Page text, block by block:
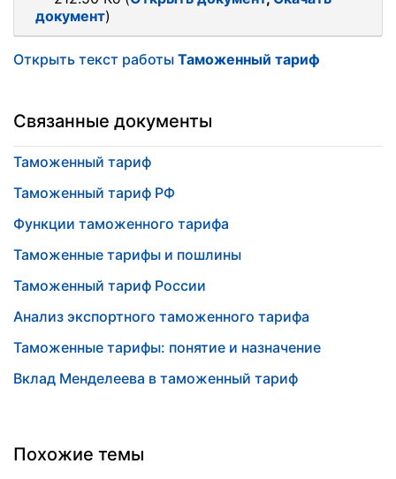
документ)
Открыть текст работы Таможенный тариф
Связанные документы
Таможенный тариф
Таможенный тариф РФ
Функции таможенного тарифа
Таможенные тарифы и пошлины
Таможенный тариф России
Анализ экспортного таможенного тарифа
Таможенные тарифы: понятие и назначение
Вклад Менделеева в таможенный тариф
Похожие темы